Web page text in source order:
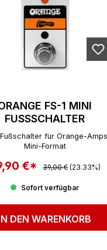
FS-1 MINI
FUSSSCHALTER
für Orange-
Mini-Format
€* Regulärer Preis:
39,00 € (23.33%)
Sofort verfügbar
DEN WARENKORB